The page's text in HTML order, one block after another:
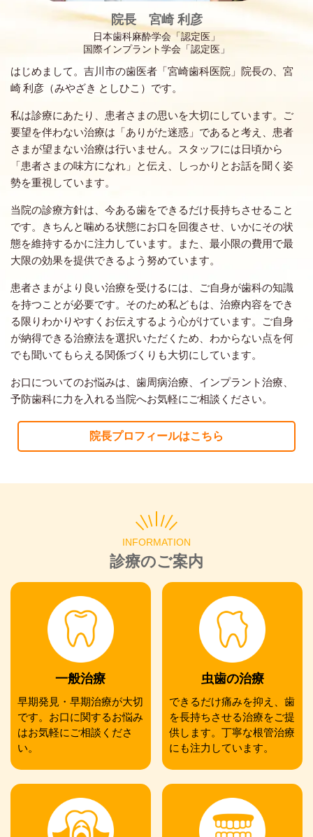
院長 宮崎 利彦
日本歯科麻酔学会「認定医」
国際インプラント学会「認定医」
はじめまして。吉川市の歯医者「宮崎歯科医院」院長の、宮
崎 利彦（みやざき としひこ）です。
私は診療にあたり、患者さまの思いを大切にしています。ご
要望を伴わない治療は「ありがた迷惑」であると考え、患者
さまが望まない治療は行いません。スタッフには日頃から
「患者さまの味方になれ」と伝え、しっかりとお話を聞く姿
勢を重視しています。
当院の診療方針は、今ある歯をできるだけ長持ちさせること
です。きちんと噛める状態にお口を回復させ、いかにその状
態を維持するかに注力しています。また、最小限の費用で最
大限の効果を提供できるよう努めています。
患者さまがより良い治療を受けるには、ご自身が歯科の知識
を持つことが必要です。そのため私どもは、治療内容をでき
る限りわかりやすくお伝えするよう心がけています。ご自身
が納得できる治療法を選択いただくため、わからない点を何
でも聞いてもらえる関係づくりも大切にしています。
お口についてのお悩みは、歯周病治療、インプラント治療、
予防歯科に力を入れる当院へお気軽にご相談ください。
院長プロフィールはこちら
INFORMATION
診療のご案内
一般治療
早期発見・早期治療が大切
です。お口に関するお悩み
はお気軽にご相談くださ
い。
虫歯の治療
できるだけ痛みを抑え、歯
を長持ちさせる治療をご提
供します。丁寧な根管治療
にも注力しています。